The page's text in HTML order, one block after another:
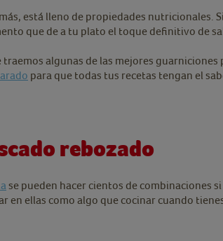
está lleno de propiedades nutricionales.
que de a tu plato el toque definitivo de
traemos algunas de las mejores
para que todas tus recetas tengan el
rebozado
se pueden hacer cientos de combinaciones
en ellas como algo que cocinar cuando